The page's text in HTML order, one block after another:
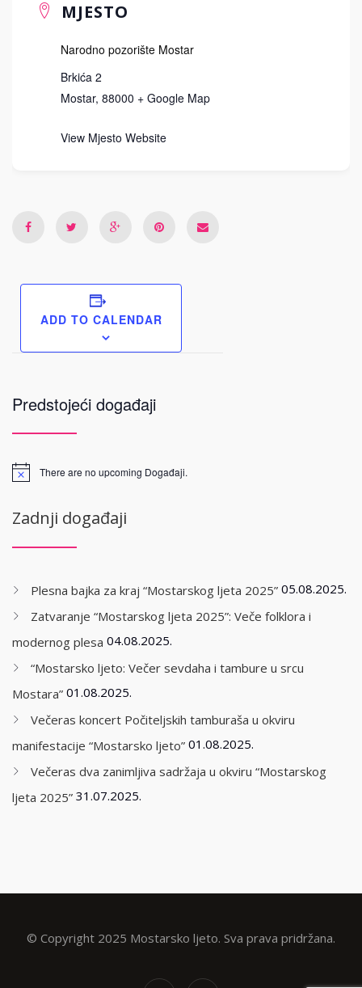
MJESTO
Narodno pozorište Mostar
Brkića 2
Mostar, 88000 + Google Map
View Mjesto Website
ADD TO CALENDAR
Predstojeći događaji
There are no upcoming Događaji.
Zadnji događaji
Plesna bajka za kraj “Mostarskog ljeta 2025” 05.08.2025.
Zatvaranje “Mostarskog ljeta 2025”: Veče folklora i
modernog plesa 04.08.2025.
“Mostarsko ljeto: Večer sevdaha i tambure u srcu
Mostara” 01.08.2025.
Večeras koncert Počiteljskih tamburaša u okviru
manifestacije “Mostarsko ljeto” 01.08.2025.
Večeras dva zanimljiva sadržaja u okviru “Mostarskog
ljeta 2025” 31.07.2025.
© Copyright 2025 Mostarsko ljeto. Sva prava pridržana.